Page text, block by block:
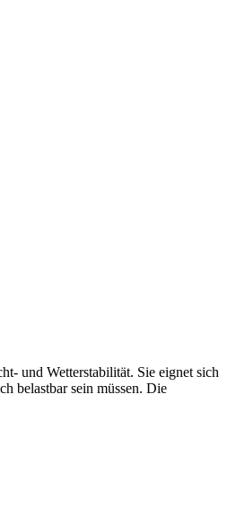
und Wetterstabilität. Sie eignet sich
belastbar sein müssen. Die